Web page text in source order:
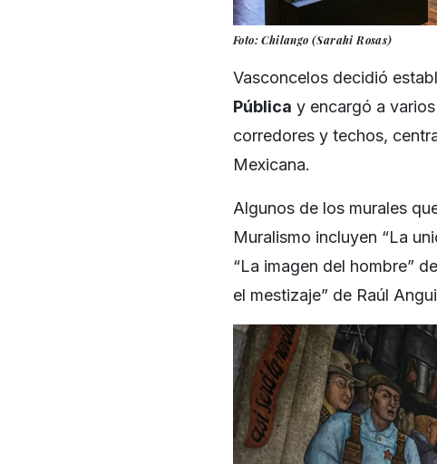
Foto: Chilango (Sarahi Rosas)
Vasconcelos decidió
Pública y encargó a
corredores y techos,
Mexicana.
Algunos de los murales
Muralismo incluyen “La
“La imagen del hombre”
el mestizaje” de Raúl